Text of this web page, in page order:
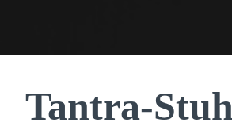
Tantra-